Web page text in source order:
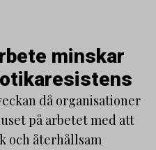
minskar
då organisationer
på arbetet med att
och återhållsam